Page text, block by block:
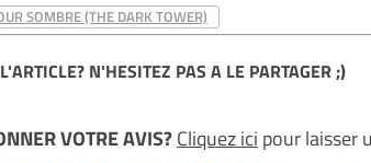
SOMBRE (THE DARK TOWER)
N'HESITEZ PAS A LE PARTAGER ;)
VOTRE AVIS?Cliquez ici pour laisser